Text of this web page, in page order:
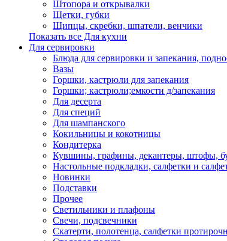
Штопора и открывалки
Щетки, губки
Щипцы, скребки, шпатели, венчики
Показать все Для кухни
Для сервировки
Блюда для сервировки и запекания,
Вазы
Горшки, кастрюли для запекания
Горшки; кастрюли;емкости д/запекания
Для десерта
Для специй
Для шампанского
Кокильницы и кокотницы
Кондитерка
Кувшины, графины, декантеры, штофы,
Настольные подкладки, салфетки и
Новинки
Подставки
Прочее
Светильники и плафоны
Свечи, подсвечники
Скатерти, полотенца, салфетки